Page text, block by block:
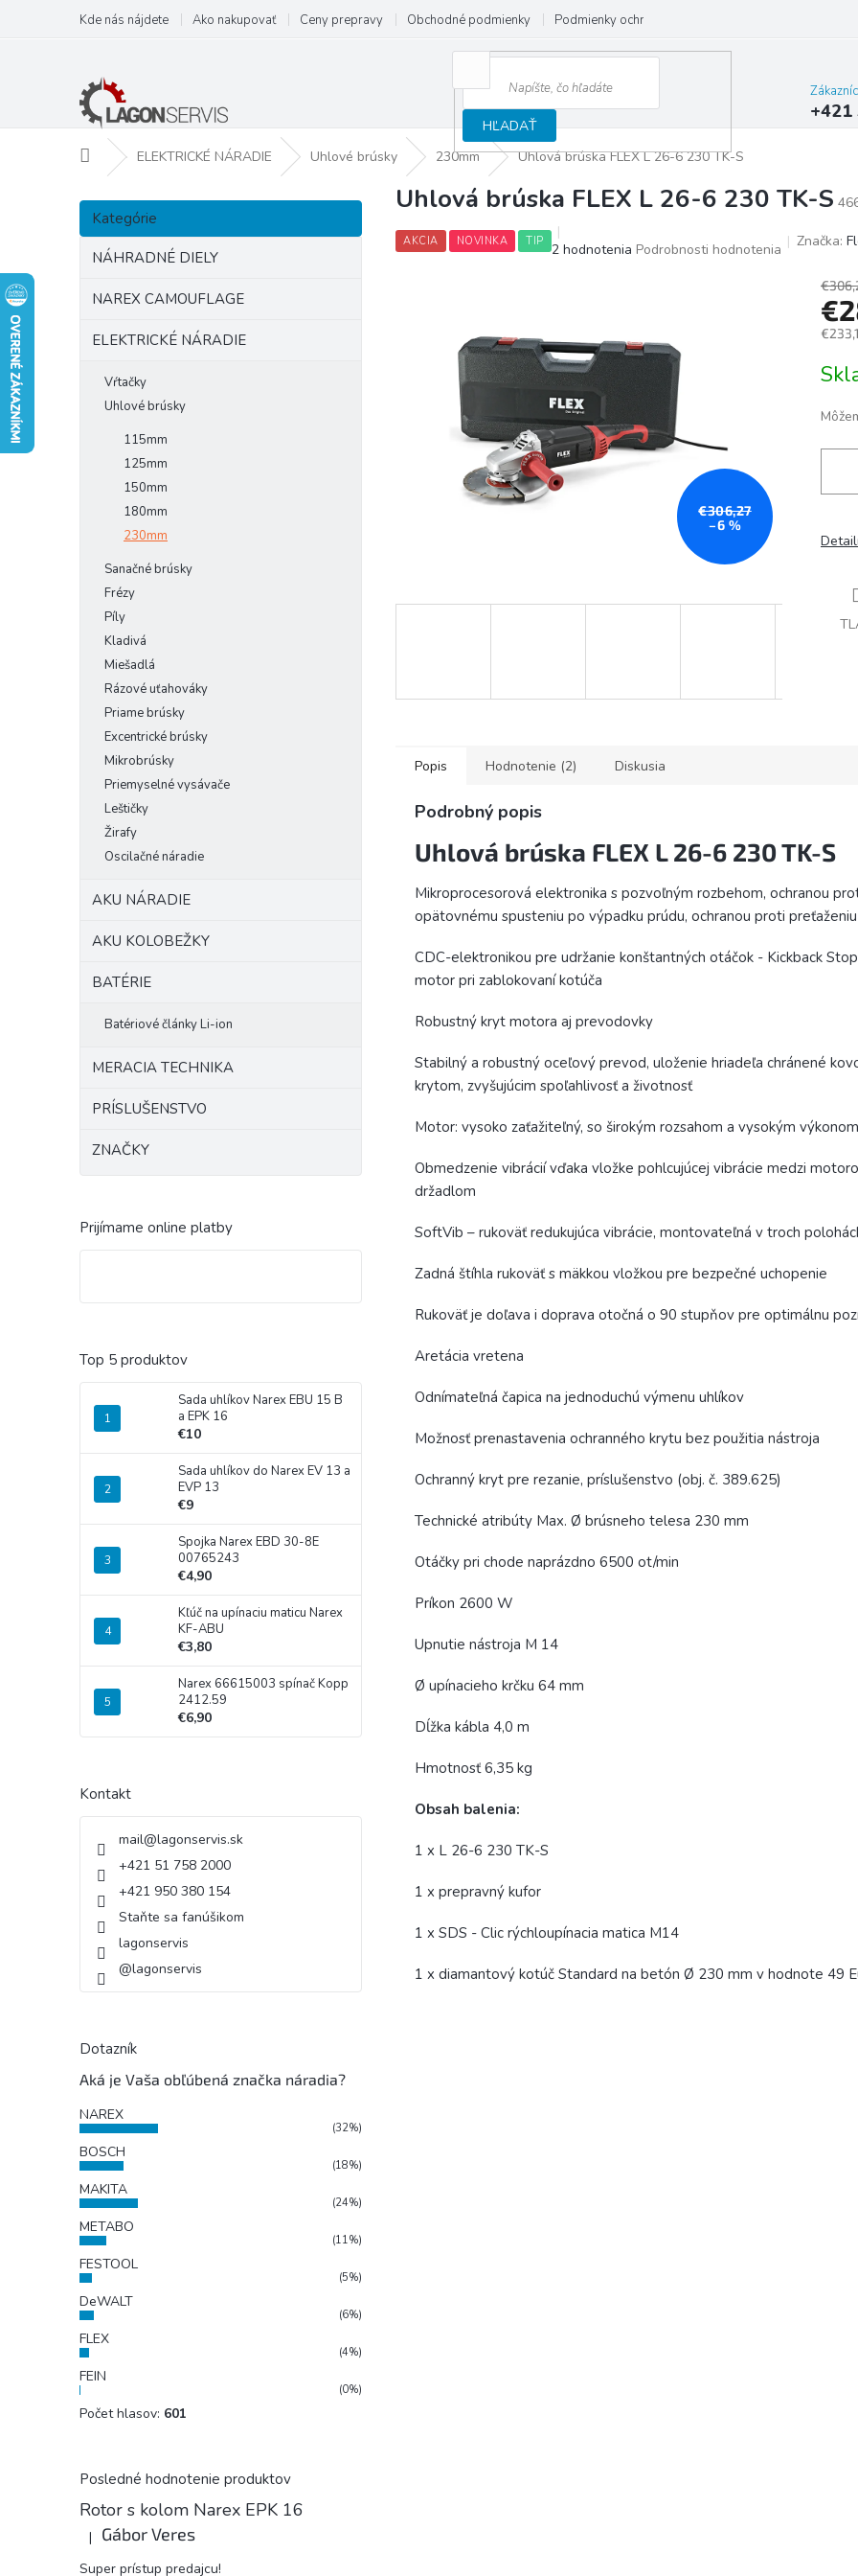
obsah
Kde nás nájdete Ako nakupovať Ceny prepravy Obchodné podmienky Podmienky ochrany osobných údajov
HĽADAŤ
+421
DomovELEKTRICKÉ NÁRADIE Uhlové brúsky 230mm Uhlová brúska FLEX L 26-6 230 TK-S
B
č
Preskočiť
kategórie
Kategórie
NÁHRADNÉ DIELY
NAREX CAMOUFLAGE
ELEKTRICKÉ NÁRADIE
Vŕtačky
Uhlové brúsky
115mm
125mm
150mm
180mm
230mm
Sanačné brúsky
Frézy
Píly
Kladivá
Miešadlá
Rázové uťahováky
Priame brúsky
Excentrické brúsky
Mikrobrúsky
Priemyselné vysávače
Leštičky
Žirafy
Oscilačné náradie
AKU NÁRADIE
AKU KOLOBEŽKY
BATÉRIE
Batériové články Li-ion
MERACIA TECHNIKA
PRÍSLUŠENSTVO
ZNAČKY
Prijímame online platby
Top 5 produktov
Sada uhlíkov Narex EBU 15 B
a EPK 16
€10
Sada uhlíkov do Narex EV 13 a
EVP 13
€9
Spojka Narex EBD 30-8E
00765243
€4,90
Kľúč na upínaciu maticu Narex
KF-ABU
€3,80
Narex 66615003 spínač Kopp
2412.59
€6,90
Kontakt
mail@lagonservis.sk
+421 51 758 2000
+421 950 380 154
Staňte sa fanúšikom
lagonservis
@lagonservis
Dotazník
Aká je Vaša obľúbená značka náradia?
NAREX
(32%)
BOSCH
(18%)
MAKITA
(24%)
METABO
(11%)
FESTOOL
(5%)
DeWALT
(6%)
FLEX
(4%)
FEIN
(0%)
Počet hlasov: 601
Posledné hodnotenie produktov
Rotor s kolom Narex EPK 16
Hodnotenie produktu je 5 z 5 hviezdičiek.
| Gábor Veres
Super prístup predajcu!
Uhlová brúska FLEX L 26-6 230 TK-S
AKCIA NOVINKA TIP Priemerné
z
5
hviezdičiek.
2 hodnotenia Podrobnosti hodnotenia Značka:
€306,27
–6 %
cena:
Popis Hodnotenie (2) Diskusia
Podrobný popis
Uhlová brúska FLEX L 26-6 230 TK-S
Mikroprocesorová elektronika s pozvoľným rozbehom, ochranou
opätovnému spusteniu po výpadku prúdu, ochranou proti preťaženiu
CDC-elektronikou pre udržanie konštantných otáčok - Kickback
motor pri zablokovaní kotúča
Robustný kryt motora aj prevodovky
Stabilný a robustný oceľový prevod, uloženie hriadeľa chránené
krytom, zvyšujúcim spoľahlivosť a životnosť
Motor: vysoko zaťažiteľný, so širokým rozsahom a vysokým výkonom
Obmedzenie vibrácií vďaka vložke pohlcujúcej vibrácie medzi
držadlom
SoftVib – rukoväť redukujúca vibrácie, montovateľná v troch
Zadná štíhla rukoväť s mäkkou vložkou pre bezpečné uchopenie
Rukoväť je doľava i doprava otočná o 90 stupňov pre optimálnu
Aretácia vretena
Odnímateľná čapica na jednoduchú výmenu uhlíkov
Možnosť prenastavenia ochranného krytu bez použitia nástroja
Ochranný kryt pre rezanie, príslušenstvo (obj. č. 389.625)
Technické atribúty Max. Ø brúsneho telesa 230 mm
Otáčky pri chode naprázdno 6500 ot/min
Príkon 2600 W
Upnutie nástroja M 14
Ø upínacieho krčku 64 mm
Dĺžka kábla 4,0 m
Hmotnosť 6,35 kg
Obsah balenia:
1 x L 26-6 230 TK-S
1 x prepravný kufor
1 x SDS - Clic rýchloupínacia matica M14
1 x diamantový kotúč Standard na betón Ø 230 mm v hodnote 49